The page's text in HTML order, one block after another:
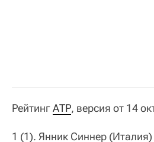
РейтингАТР, версия от 14
1 (1). Янник Синнер